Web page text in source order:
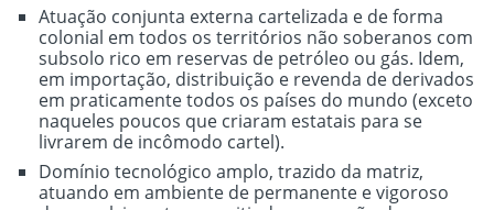
Atuação conjunta externa cartelizada e de forma
colonial em todos os territórios não soberanos com
subsolo rico em reservas de petróleo ou gás. Idem,
em importação, distribuição e revenda de derivados
em praticamente todos os países do mundo (exceto
naqueles poucos que criaram estatais para se
livrarem de incômodo cartel).
Domínio tecnológico amplo, trazido da matriz,
atuando em ambiente de permanente e vigoroso